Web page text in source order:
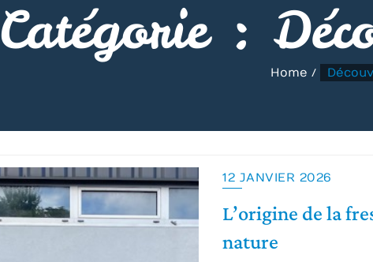
Catégorie :
Home
12 JANVIER 2026
L’origine de la
nature